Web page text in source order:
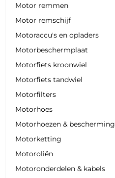
Motor remmen
Motor remschijf
Motoraccu's en opladers
Motorbeschermplaat
Motorfiets kroonwiel
Motorfiets tandwiel
Motorfilters
Motorhoes
Motorhoezen & bescherming
Motorketting
Motoroliën
Motoronderdelen & kabels